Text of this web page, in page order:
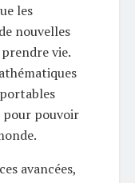
les
nouvelles
vie.
pouvoir
avancées,